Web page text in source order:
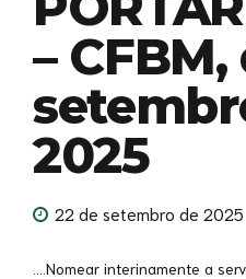
– CFBM,
2025
22 de setembro de 2025
….Nomear interinamente a